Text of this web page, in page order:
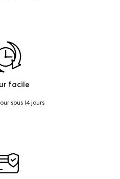
facile
sous 14 jours